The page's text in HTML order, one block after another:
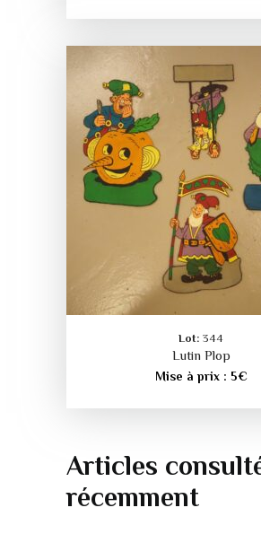
Lot: 344
Lutin Plop
Mise à prix : 5€
Articles
récemment